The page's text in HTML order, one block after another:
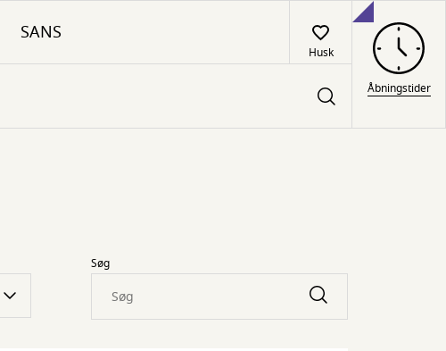
SANS
Husk
Åbningstider
Søg